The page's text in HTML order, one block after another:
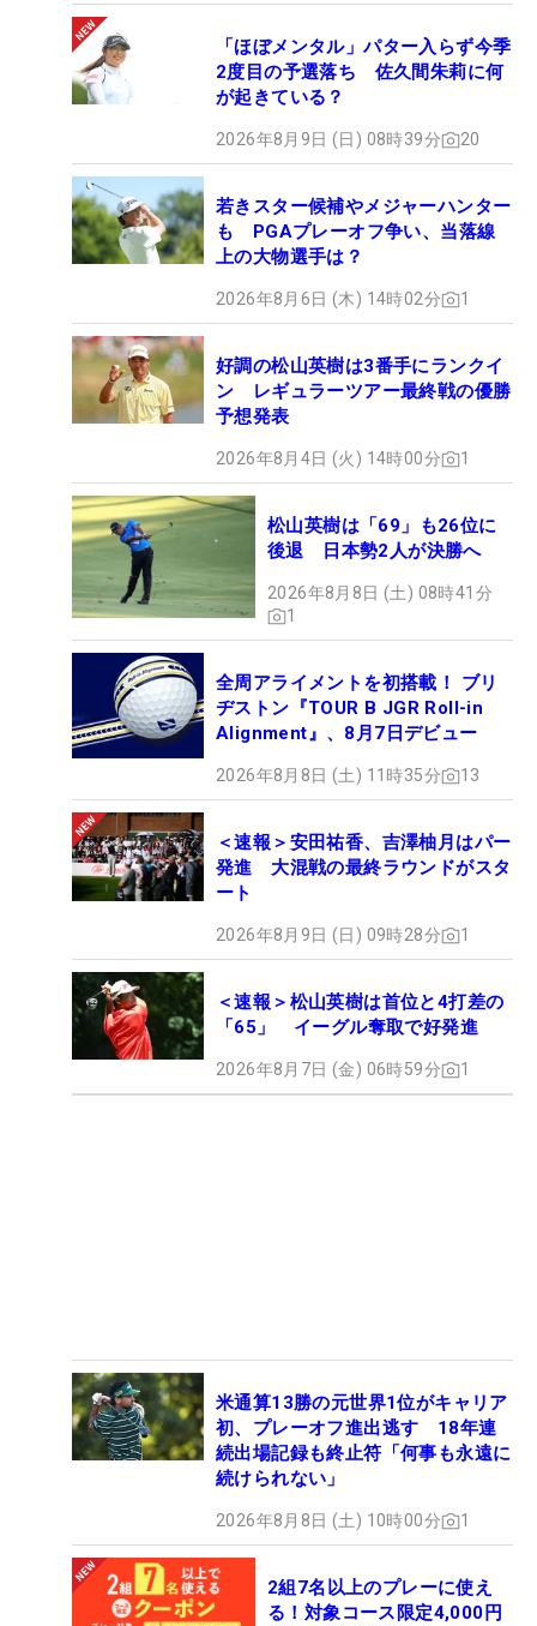
「ほぼメンタル」パター入らず今季
2度目の予選落ち 佐久間朱莉に何
が起きている？
2026年8月9日 (日) 08時39分 20
若きスター候補やメジャーハンター
も PGAプレーオフ争い、当落線
上の大物選手は？
2026年8月6日 (木) 14時02分 1
好調の松山英樹は3番手にランクイ
ン レギュラーツアー最終戦の優勝
予想発表
2026年8月4日 (火) 14時00分 1
松山英樹は「69」も26位に
後退 日本勢2人が決勝へ
2026年8月8日 (土) 08時41分
1
全周アライメントを初搭載！ ブリ
ヂストン『TOUR B JGR Roll-in
Alignment』、8月7日デビュー
2026年8月8日 (土) 11時35分 13
＜速報＞安田祐香、吉澤柚月はパー
発進 大混戦の最終ラウンドがスタ
ート
2026年8月9日 (日) 09時28分 1
＜速報＞松山英樹は首位と4打差の
「65」 イーグル奪取で好発進
2026年8月7日 (金) 06時59分 1
米通算13勝の元世界1位がキャリア
初、プレーオフ進出逃す 18年連
続出場記録も終止符「何事も永遠に
続けられない」
2026年8月8日 (土) 10時00分 1
2組7名以上のプレーに使え
る！対象コース限定4,000円